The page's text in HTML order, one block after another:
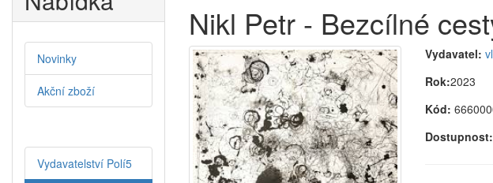
Nikl Petr - Bezcílné
Vydavatel:
Rok:2023
Kód:
Dostupnost:
Novinky
Akční zboží
Vydavatelství Polí5